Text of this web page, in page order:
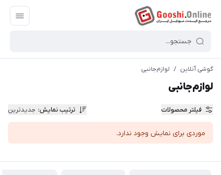
گوشی آنلاین / لوازم‌جانبی
لوازم‌جانبی
فیلتر محصولات ترتیب نمایش: جدیدترین
موردی برای نمایش وجود ندارد.